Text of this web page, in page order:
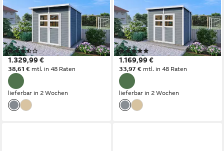
KONIFERA
Gartenhaus Felix 3, BxT:
251x254 cm, Inklusive
Fußboden
(3)
1.329,99 €
38,61 € mtl. in 48 Raten
lieferbar in 2 Wochen
KONIFERA
Gartenhaus Felix 2, BxT:
251x200 cm, Inklusive
Fußboden
(1)
1.169,99 €
33,97 € mtl. in 48 Raten
lieferbar in 2 Wochen